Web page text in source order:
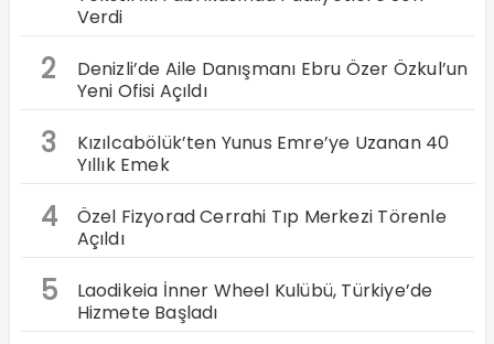
Verdi
2
Denizli’de Aile Danışmanı Ebru Özer Özkul’un
Yeni Ofisi Açıldı
3
Kızılcabölük’ten Yunus Emre’ye Uzanan 40
Yıllık Emek
4
Özel Fizyorad Cerrahi Tıp Merkezi Törenle
Açıldı
5
Laodikeia İnner Wheel Kulübü, Türkiye’de
Hizmete Başladı